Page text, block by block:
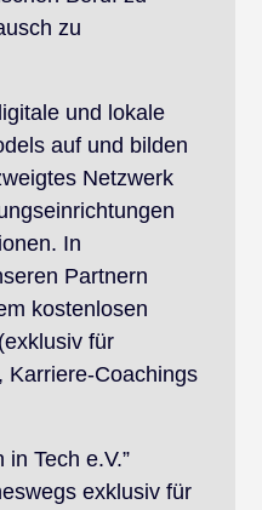
zu
und lokale
auf und bilden
Netzwerk
In
Partnern
kostenlosen
für
Karriere-Coachings
Tech e.V.”
exklusiv für